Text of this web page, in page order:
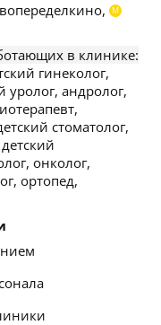
М
в клинике:
гинеколог,
уролог, андролог,
стоматолог,
онколог,
ортопед,